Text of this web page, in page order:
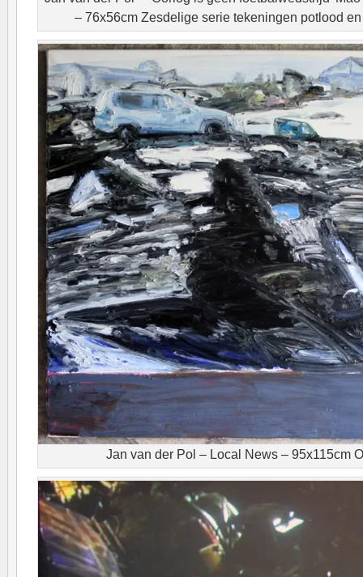
– 76x56cm Zesdelige serie tekeningen potlood
Jan van der Pol – Local News – 95x115cm